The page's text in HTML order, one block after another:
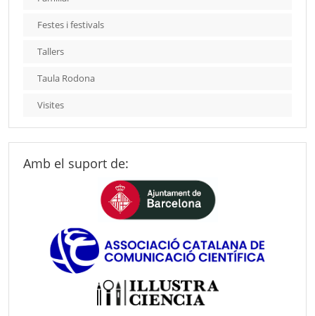
Festes i festivals
Tallers
Taula Rodona
Visites
Amb el suport de: